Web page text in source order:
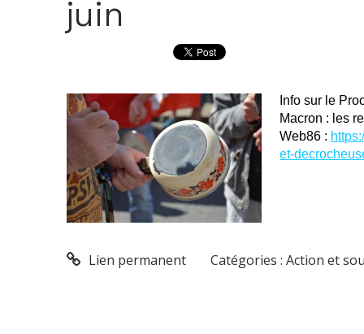
juin
Info sur le
Macron : les
Web86 :
et-
Lien permanent Catégories :Action et